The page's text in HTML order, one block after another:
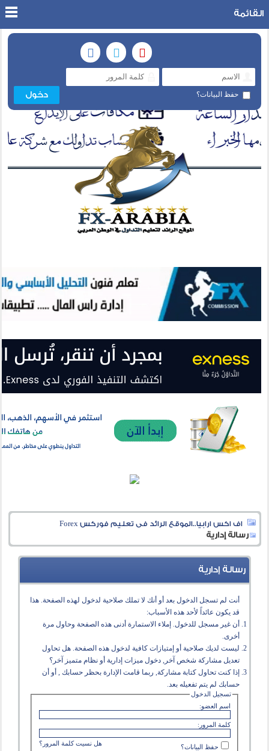
حفظ البيانات؟
القائمة
اف اكس ارابيا..الموقع الرائد فى تعليم فوركس Forex
رسالة إدارية
رسالة إدارية
أنت لم تسجل الدخول بعد أو أنك لا تملك صلاحية لدخول لهذه الصفحة. هذا
قد يكون عائداً لأحد هذه الأسباب:
أن غير مسجل للدخول. إملاء الاستمارة أدنى هذه الصفحة وحاول مرة
أخرى.
ليست لديك صلاحية أو إمتيازات كافية لدخول هذه الصفحة. هل تحاول
تعديل مشاركة شخص آخر, دخول ميزات إدارية أو نظام متميز آخر؟
إذا كنت تحاول كتابة مشاركة, ربما قامت الإدارة بحظر حسابك , أو أن
حسابك لم يتم تفعيله بعد.
تسجيل الدخول
اسم العضو:
كلمة المرور:
هل نسيت كلمة المرور؟ حفظ البيانات؟